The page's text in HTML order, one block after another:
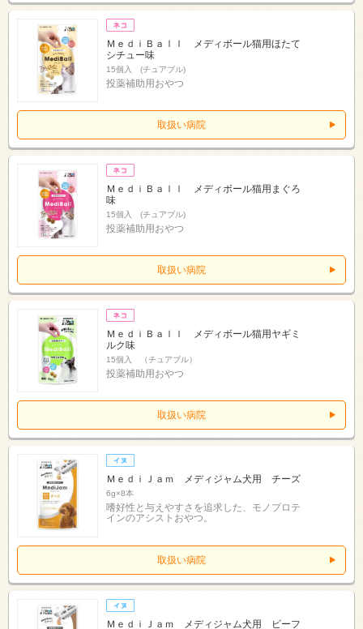
ＭｅｄｉＢａｌｌ メディボール猫用ほたて
シチュー味
15個入 (チュアブル)
投薬補助用おやつ
取扱い病院
ＭｅｄｉＢａｌｌ メディボール猫用まぐろ
味
15個入 (チュアブル)
投薬補助用おやつ
取扱い病院
ＭｅｄｉＢａｌｌ メディボール猫用ヤギミ
ルク味
15個入 （チュアブル）
投薬補助用おやつ
取扱い病院
ＭｅｄｉＪａｍ メディジャム犬用 チーズ
6g×8本
嗜好性と与えやすさを追求した、モノプロテ
インのアシストおやつ。
取扱い病院
ＭｅｄｉＪａｍ メディジャム犬用 ビーフ